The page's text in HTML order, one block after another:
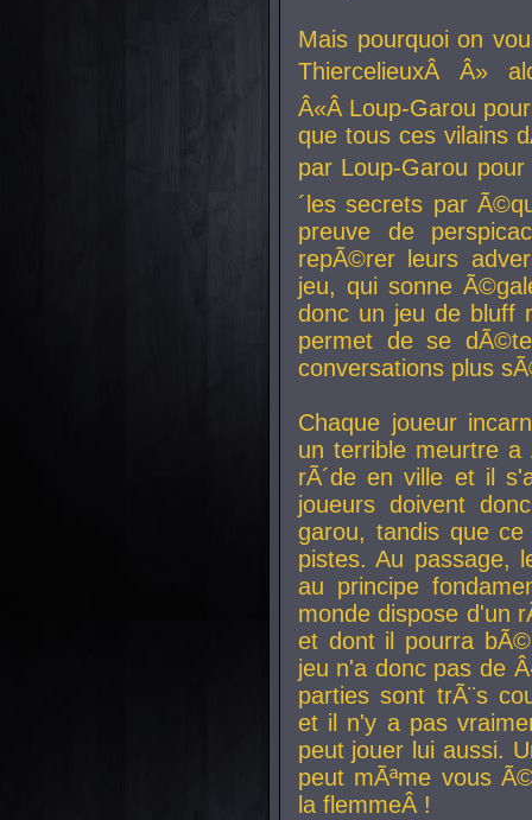
Mais pourquoi on
ThiercelieuxÂ Â»
Â«Â Loup-Garou
que tous ces vilains
par Loup-Garou
´les secrets par
preuve de
repÃ©rer leurs
jeu, qui sonne
donc un jeu de bluff
permet de se
conversations plus
Chaque joueur
un terrible meurtre
rÃ´de en ville et il
joueurs doivent
garou, tandis que
pistes. Au passage,
au principe
monde dispose d'un
et dont il pourra
jeu n'a donc pas de
parties sont trÃ¨s
et il n'y a pas
peut jouer lui aussi.
peut mÃªme vous
la flemmeÂ !